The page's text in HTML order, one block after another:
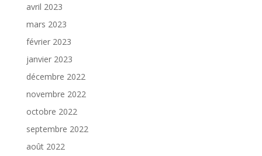
avril 2023
mars 2023
février 2023
janvier 2023
décembre 2022
novembre 2022
octobre 2022
septembre 2022
août 2022